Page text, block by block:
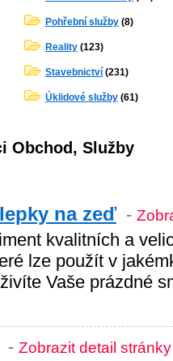
Pohřební služby (8)
Reality (123)
Stavebnictví (231)
Úklidové služby (61)
Obchod, Služby
na zeď -
kvalitních a
lze použít v
Vaše prázdné
- Zobrazit detail stránky